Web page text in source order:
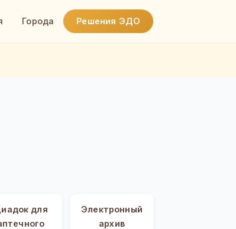
Города Решения ЭДО
для
Электронный
архив